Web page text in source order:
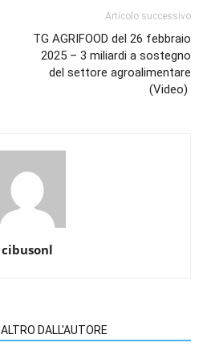
Articolo successivo
TG AGRIFOOD del 26 febbraio
2025 – 3 miliardi a sostegno
del settore agroalimentare
(Video)
cibusonl
ALTRO DALL'AUTORE